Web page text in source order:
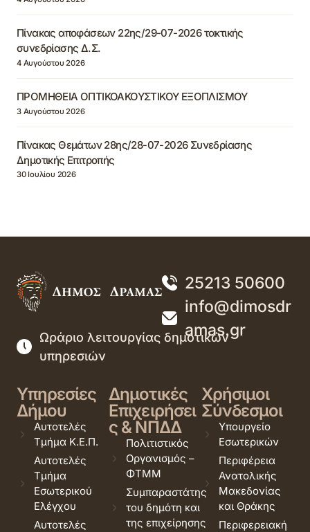
Πίνακας αποφάσεων 22ης/29-07-2026 τακτικής
συνεδρίασης Δ.Σ.
4 Αυγούστου 2026
ΠΡΟΜΗΘΕΙΑ ΟΠΤΙΚΟΑΚΟΥΣΤΙΚΟΥ ΕΞΟΠΛΙΣΜΟΥ
3 Αυγούστου 2026
Πίνακας Θεμάτων 28ης/28-07-2026 Συνεδρίασης
Δημοτικής Επιτροπής
30 Ιουλίου 2026
25213 50600
info@dimosdr
amas.gr
Ωράριο λειτουργίας δημοτικών
υπηρεσιών
Υπηρεσίες
Δήμου
Αυτοτελές
Τμήμα Κ.Ε.Π.
Αυτοτελές
Τμήμα
Εσωτερικού
Ελέγχου
Αυτοτελές
Δημοτικές
Επιχειρήσει
ς & ΝΠΔΔ
Πολιτιστικός
Οργανισμός –
ΦΤΜΜ
Συμπαραστάτης
του δημότη και
της επιχείρησης
Χρήσιμοι
Σύνδεσμοι
Υπουργείο
Εσωτερικών
Περιφέρεια
Ανατολικής
Μακεδονίας
και Θράκης
Περιφερειακή